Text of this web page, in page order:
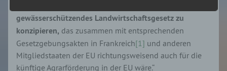
gewässerschützendes Landwirtschaftsgesetz zu
konzipieren, das zusammen mit entsprechenden
Gesetzgebungsakten in Frankreich[1] und anderen
Mitgliedstaaten der EU richtungsweisend auch für die
künftige Agrarförderung in der EU wäre.“
i) Empfänger
Empfänger ist eine natürliche oder juristische
Person, Behörde, Einrichtung oder andere Stelle,
der personenbezogene Daten offengelegt werden,